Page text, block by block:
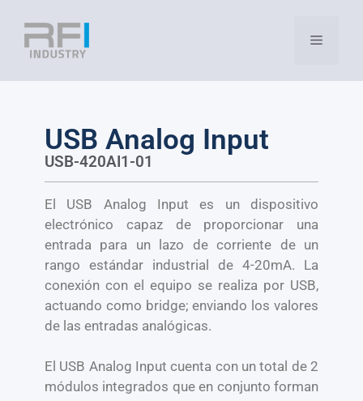
USB Analog Input​
USB-420AI1-01​
El USB Analog Input es un dispositivo
electrónico capaz de proporcionar una
entrada para un lazo de corriente de un
rango estándar industrial de 4-20mA. La
conexión con el equipo se realiza por USB,
actuando como bridge; enviando los valores
de las entradas analógicas.
El USB Analog Input cuenta con un total de 2
módulos integrados que en conjunto forman